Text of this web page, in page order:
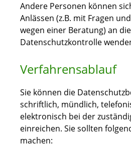
Andere Personen können
Anlässen (z.B. mit Fragen
wegen einer Beratung) an die
Datenschutzkontrolle
Verfahrensablauf
Sie können die
schriftlich, mündlich,
elektronisch bei der
einreichen. Sie sollten
machen: